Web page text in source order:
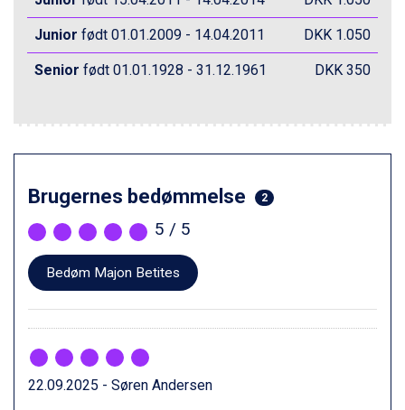
Sauze dOulx fra DKK 4.045
Alleghe fra DKK 5.595
Arabba fra DKK 7.045
Passo Tonale fra DKK 3.795
Saalbach fra DKK 5.945
Champoluc fra DKK 3.795
Sestriere fra DKK 4.395
Fieberbrunn fra DKK 6.145
Wagrain fra DKK 4.645
Ischgl fra DKK 7.095
St. Anton fra DKK 7.245
Zell am See fra DKK 4.095
Livigno fra DKK 4.145
Canazei fra DKK 4.745
Junior født 01.01.2009 - 14.04.2011 DKK 1.050
Senior født 01.01.1928 - 31.12.1961 DKK 350
Brugernes bedømmelse 2
5 / 5
Bedøm Majon Betites
22.09.2025 - Søren Andersen